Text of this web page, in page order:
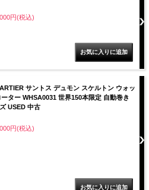
円(税込)
サントス デュモン スケルトン ウォッ
ター WHSA0031 世界150本限定 自動巻き
USED 中古
円(税込)